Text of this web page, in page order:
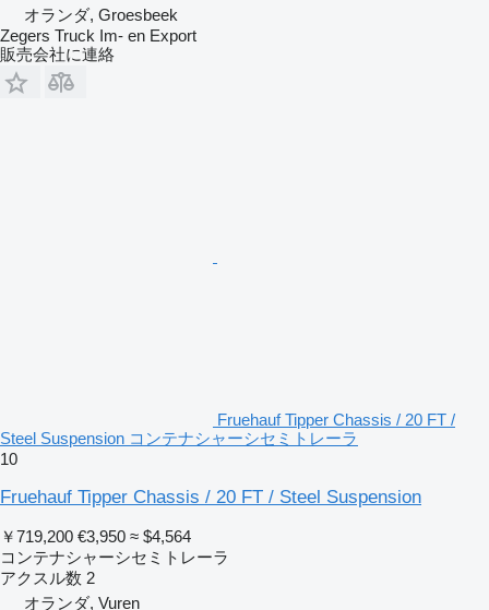
オランダ, Groesbeek
Zegers Truck Im- en Export
販売会社に連絡
Fruehauf Tipper Chassis / 20 FT /
Steel Suspension コンテナシャーシセミトレーラ
10
Fruehauf Tipper Chassis / 20 FT / Steel Suspension
￥719,200 €3,950 ≈ $4,564
コンテナシャーシセミトレーラ
アクスル数 2
オランダ, Vuren